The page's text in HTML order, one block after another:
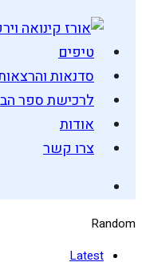
טיפים
סדנאות
לרכישת ספר
אודות
צרו קשר
Random
Latest